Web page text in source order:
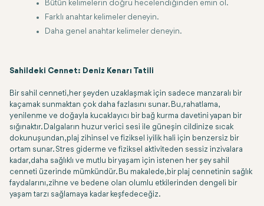
Bütün kelimelerin doğru hecelendiğinden emin ol.
Farklı anahtar kelimeler deneyin.
Daha genel anahtar kelimeler deneyin.
Sahildeki Cennet: Deniz Kenarı Tatili
Bir sahil cenneti, her şeyden uzaklaşmak için sadece manzaralı bir
kaçamak sunmaktan çok daha fazlasını sunar. Bu, rahatlama,
yenilenme ve doğayla kucaklayıcı bir bağ kurma davetini yapan bir
sığınaktır. Dalgaların huzur verici sesi ile güneşin cildinize sıcak
dokunuşundan, plaj zihinsel ve fiziksel iyilik hali için benzersiz bir
ortam sunar. Stres giderme ve fiziksel aktiviteden sessiz inzivalara
kadar, daha sağlıklı ve mutlu bir yaşam için istenen her şey sahil
cenneti üzerinde mümkündür. Bu makalede, bir plaj cennetinin sağlık
faydalarını, zihne ve bedene olan olumlu etkilerinden dengeli bir
yaşam tarzı sağlamaya kadar keşfedeceğiz.